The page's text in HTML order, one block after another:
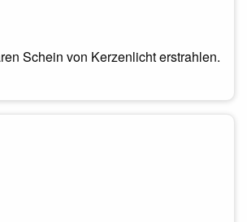
Schein von Kerzenlicht erstrahlen.